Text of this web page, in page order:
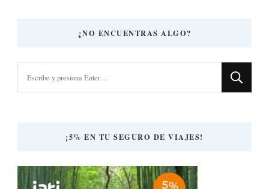
¿NO ENCUENTRAS ALGO?
¡5% EN TU SEGURO DE VIAJES!